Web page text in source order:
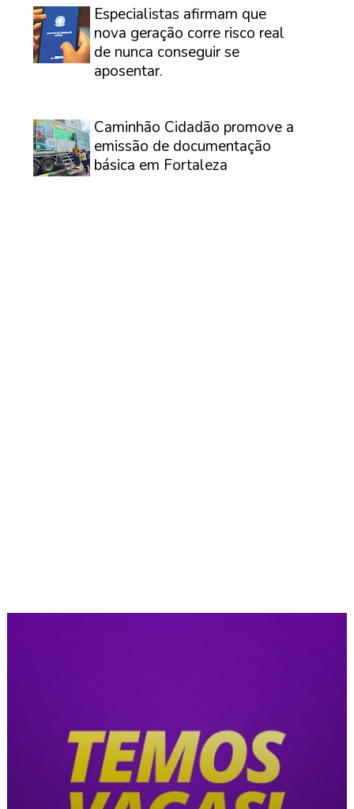
Especialistas afirmam que
nova geração corre risco real
de nunca conseguir se
aposentar.
Caminhão Cidadão promove a
emissão de documentação
básica em Fortaleza